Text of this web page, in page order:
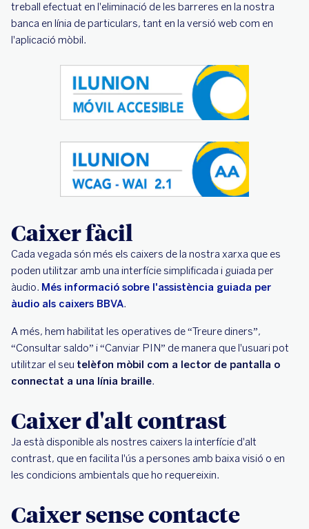
treball efectuat en l'eliminació de les barreres en la nostra
banca en línia de particulars, tant en la versió web com en
l'aplicació mòbil.
Caixer fàcil
Cada vegada són més els caixers de la nostra xarxa que es
poden utilitzar amb una interfície simplificada i guiada per
àudio. Més informació sobre l'assistència guiada per
àudio als caixers BBVA.
A més, hem habilitat les operatives de “Treure diners”,
“Consultar saldo” i “Canviar PIN” de manera que l'usuari pot
utilitzar el seu telèfon mòbil com a lector de pantalla o
connectat a una línia braille.
Caixer d'alt contrast
Ja està disponible als nostres caixers la interfície d'alt
contrast, que en facilita l'ús a persones amb baixa visió o en
les condicions ambientals que ho requereixin.
Caixer sense contacte